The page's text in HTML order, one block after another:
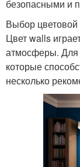
безопасными и
Выбор
Цвет walls
атмосферы. Для
которые
несколько